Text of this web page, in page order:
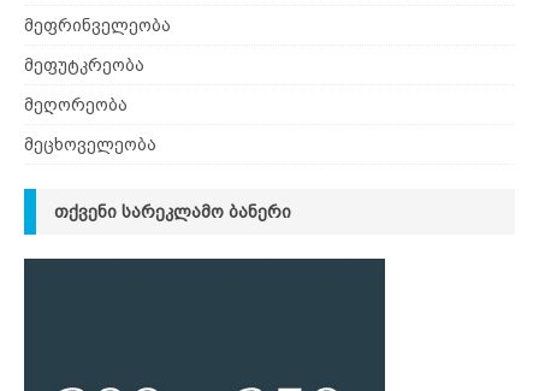
მეფრინველეობა
მეფუტკრეობა
მეღორეობა
მეცხოველეობა
ᲗᲥᲕᲔᲜᲘ ᲡᲐᲠᲔᲙᲚᲐᲛᲝ ᲑᲐᲜᲔᲠᲘ